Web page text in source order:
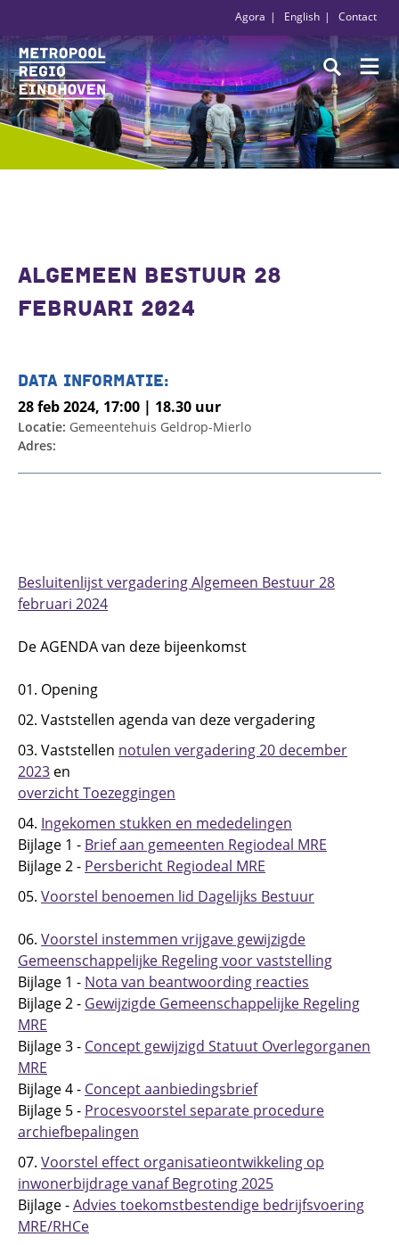
Agora English Contact
ALGEMEEN BESTUUR 28
FEBRUARI 2024
DATA INFORMATIE:
28 feb 2024, 17:00 | 18.30 uur
Locatie: Gemeentehuis Geldrop-Mierlo
Adres:
Besluitenlijst vergadering Algemeen Bestuur 28
februari 2024
De AGENDA van deze bijeenkomst
01. Opening
02. Vaststellen agenda van deze vergadering
03. Vaststellen notulen vergadering 20 december
2023 en
overzicht Toezeggingen
04. Ingekomen stukken en mededelingen
Bijlage 1 - Brief aan gemeenten Regiodeal MRE
Bijlage 2 - Persbericht Regiodeal MRE
05. Voorstel benoemen lid Dagelijks Bestuur
06. Voorstel instemmen vrijgave gewijzigde
Gemeenschappelijke Regeling voor vaststelling
Bijlage 1 - Nota van beantwoording reacties
Bijlage 2 - Gewijzigde Gemeenschappelijke Regeling
MRE
Bijlage 3 - Concept gewijzigd Statuut Overlegorganen
MRE
Bijlage 4 - Concept aanbiedingsbrief
Bijlage 5 - Procesvoorstel separate procedure
archiefbepalingen
07. Voorstel effect organisatieontwikkeling op
inwonerbijdrage vanaf Begroting 2025
Bijlage -Advies toekomstbestendige bedrijfsvoering
MRE/RHCe